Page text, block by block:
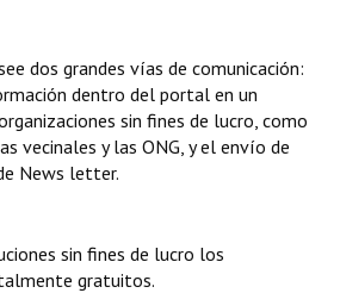
Registro
dos grandes vías de comunicación:
dentro del portal en un
sin fines de lucro, como
vecinales y las ONG, y el envío de
News letter.
sin fines de lucro los
gratuitos.